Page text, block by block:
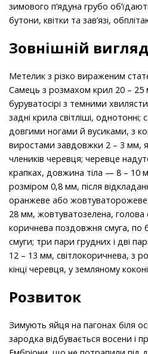
зимового п’ядуна грубо
бутони, квітки та зав’язі,
Зовнішній вигляд
Метелик з різко вираженим
Самець з розмахом крил 20 – 25
буруватосірі з темними
задні крила світліші, однотонні;
довгими ногами й вусиками, з
виростами завдовжки 2 – 3 мм,
члеників черевця; черевце
крапках, довжина тіла — 8 – 10
розміром 0,8 мм, після
оранжеве або
28 мм, жовтуватозелена, голова
коричнева поздовжня смуга, по
смуги; три пари грудних і дві
12 – 13 мм, світлокоричнева, з
кінці черевця, у земляному
Розвиток
Зимують яйця на пагонах біля
зародка відбувається восени і